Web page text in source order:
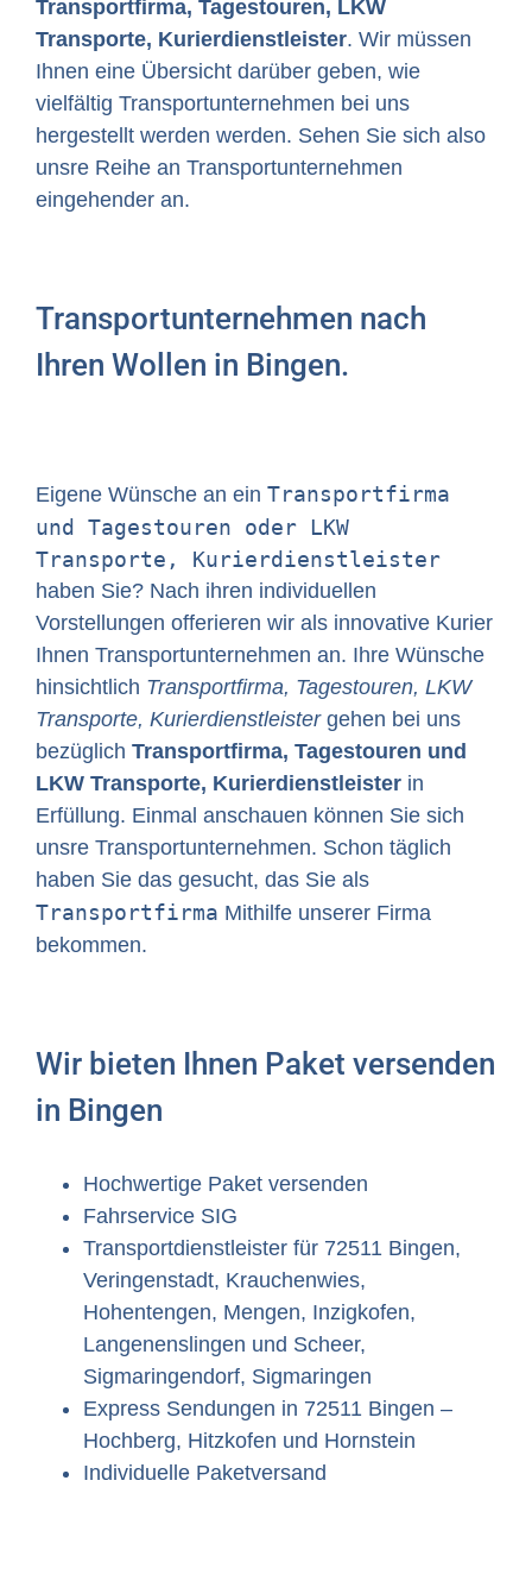
Transportfirma, Tagestouren, LKW
Transporte, Kurierdienstleister. Wir müssen
Ihnen eine Übersicht darüber geben, wie
vielfältig Transportunternehmen bei uns
hergestellt werden werden. Sehen Sie sich also
unsre Reihe an Transportunternehmen
eingehender an.
Transportunternehmen nach
Ihren Wollen in Bingen.
Eigene Wünsche an ein Transportfirma
und Tagestouren oder LKW
Transporte, Kurierdienstleister
haben Sie? Nach ihren individuellen
Vorstellungen offerieren wir als innovative Kurier
Ihnen Transportunternehmen an. Ihre Wünsche
hinsichtlich Transportfirma, Tagestouren, LKW
Transporte, Kurierdienstleistergehen bei uns
bezüglich Transportfirma, Tagestouren und
LKW Transporte, Kurierdienstleister in
Erfüllung. Einmal anschauen können Sie sich
unsre Transportunternehmen. Schon täglich
haben Sie das gesucht, das Sie als
Transportfirma Mithilfe unserer Firma
bekommen.
Wir bieten Ihnen Paket versenden
in Bingen
Hochwertige Paket versenden
Fahrservice SIG
Transportdienstleister für 72511 Bingen,
Veringenstadt, Krauchenwies,
Hohentengen, Mengen, Inzigkofen,
Langenenslingen und Scheer,
Sigmaringendorf, Sigmaringen
Express Sendungen in 72511 Bingen –
Hochberg, Hitzkofen und Hornstein
Individuelle Paketversand